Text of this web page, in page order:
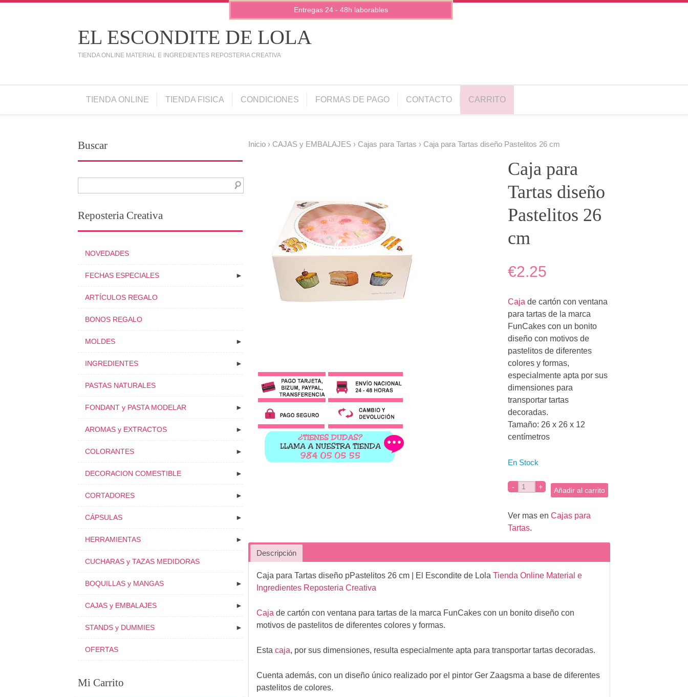
EL ESCONDITE DE LOLA
TIENDA ONLINE MATERIAL E INGREDIENTES REPOSTERIA CREATIVA
TIENDA ONLINE TIENDA FISICA CONDICIONES FORMAS DE PAGO CONTACTO CARRITO
Inicio› CAJAS y EMBALAJES› Cajas para Tartas › Caja para Tartas diseño Pastelitos 26 cm
Caja para
Tartas diseño
Pastelitos 26
cm
€2.25
Caja de cartón con ventana
para tartas de la marca
FunCakes con un bonito
diseño con motivos de
pastelitos de diferentes
colores y formas,
especialmente apta por sus
dimensiones para
transportar tartas
decoradas.
Tamaño: 26 x 26 x 12
centímetros
En Stock
Añadir al carrito
Ver mas en Cajas para
Tartas.
Descripción
Caja para Tartas diseño pPastelitos 26 cm| El Escondite de Lola Tienda Online Material e
Ingredientes Reposteria Creativa
Caja de cartón con ventana para tartas de la marca FunCakes con un bonito diseño con
motivos de pastelitos de diferentes colores y formas.
Esta caja, por sus dimensiones, resulta especialmente apta para transportar tartas decoradas.
Cuenta además, con un diseño único realizado por el pintor Ger Zaagsma a base de diferentes
pastelitos de colores.
Buscar
Reposteria Creativa
NOVEDADES
►
FECHAS ESPECIALES
ARTÍCULOS REGALO
BONOS REGALO
►
MOLDES
►
INGREDIENTES
PASTAS NATURALES
►
FONDANT y PASTA MODELAR
►
AROMAS y EXTRACTOS
►
COLORANTES
►
DECORACION COMESTIBLE
►
CORTADORES
►
CÁPSULAS
►
HERRAMIENTAS
CUCHARAS y TAZAS MEDIDORAS
►
BOQUILLAS y MANGAS
►
CAJAS y EMBALAJES
►
STANDS y DUMMIES
OFERTAS
Mi Carrito
Entregas 24 - 48h laborables